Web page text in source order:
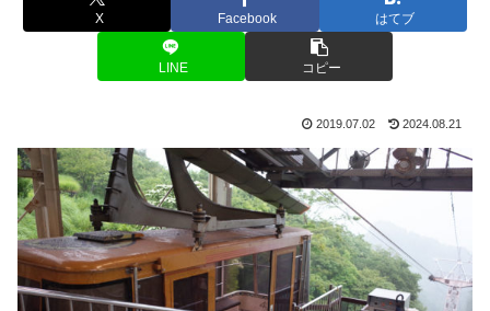
X Facebook はてブ
LINE コピー
2019.07.02 2024.08.21